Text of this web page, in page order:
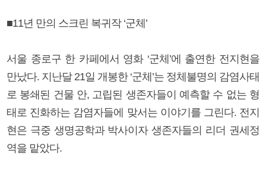
■11년 만의 스크린 복귀작 ‘군체’
서울 종로구 한 카페에서 영화 ‘군체’에 출연한 전지현을
만났다. 지난달 21일 개봉한 ‘군체’는 정체불명의 감염사태
로 봉쇄된 건물 안, 고립된 생존자들이 예측할 수 없는 형
태로 진화하는 감염자들에 맞서는 이야기를 그린다. 전지
현은 극중 생명공학과 박사이자 생존자들의 리더 권세정
역을 맡았다.